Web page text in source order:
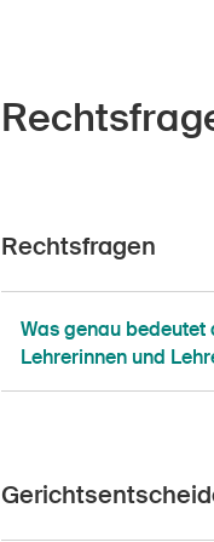
Rechtsfragen
Was genau bedeutet
Lehrerinnen und